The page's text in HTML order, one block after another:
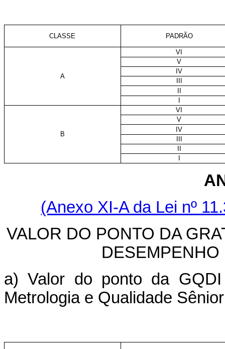
CLASSE PADRÃO
A
VI
V
IV
B
VI
V
IV
(Anexo XI-A da Lei nº
VALOR DO PONTO DA
a) Valor do ponto da
Metrologia e Qualidade